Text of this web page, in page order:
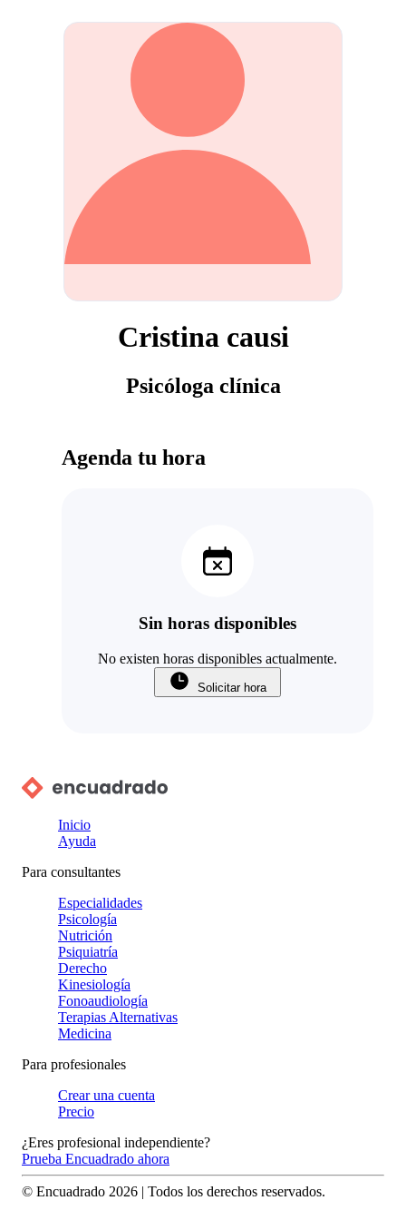
Cristina causi
Psicóloga clínica
Agenda tu hora
Sin horas disponibles
No existen horas disponibles actualmente.
Solicitar hora
Inicio
Ayuda
Para consultantes
Especialidades
Psicología
Nutrición
Psiquiatría
Derecho
Kinesiología
Fonoaudiología
Terapias Alternativas
Medicina
Para profesionales
Crear una cuenta
Precio
¿Eres profesional independiente?
Prueba Encuadrado ahora
© Encuadrado 2026 | Todos los derechos reservados.